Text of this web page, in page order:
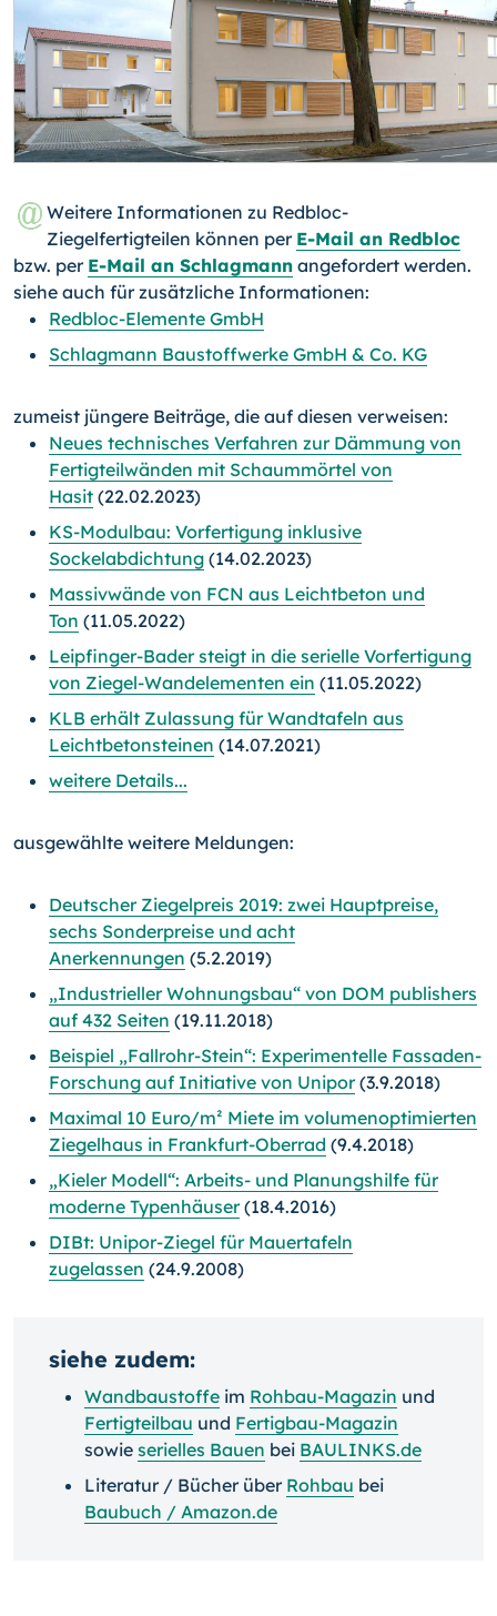
Weitere Informationen zu Redbloc-
Ziegelfertigteilen können per E-Mail an Redbloc
bzw. per E-Mail an Schlagmann angefordert werden.
siehe auch für zusätzliche Informationen:
Redbloc-Elemente GmbH
Schlagmann Baustoffwerke GmbH & Co. KG
zumeist jüngere Beiträge, die auf diesen verweisen:
Neues technisches Verfahren zur Dämmung von
Fertigteilwänden mit Schaummörtel von
Hasit (22.02.2023)
KS-Modulbau: Vorfertigung inklusive
Sockelabdichtung (14.02.2023)
Massivwände von FCN aus Leichtbeton und
Ton (11.05.2022)
Leipfinger-Bader steigt in die serielle Vorfertigung
von Ziegel-Wandelementen ein (11.05.2022)
KLB erhält Zulassung für Wandtafeln aus
Leichtbetonsteinen (14.07.2021)
weitere Details...
ausgewählte weitere Meldungen:
Deutscher Ziegelpreis 2019: zwei Hauptpreise,
sechs Sonderpreise und acht
Anerkennungen (5.2.2019)
„Industrieller Wohnungsbau“ von DOM publishers
auf 432 Seiten (19.11.2018)
Beispiel „Fallrohr-Stein“: Experimentelle Fassaden-
Forschung auf Initiative von Unipor(3.9.2018)
Maximal 10 Euro/m² Miete im volumenoptimierten
Ziegelhaus in Frankfurt-Oberrad (9.4.2018)
„Kieler Modell“: Arbeits- und Planungshilfe für
moderne Typenhäuser(18.4.2016)
DIBt: Unipor-Ziegel für Mauertafeln
zugelassen (24.9.2008)
siehe zudem:
Wandbaustoffe im Rohbau-Magazin und
Fertigteilbau und Fertigbau-Magazin
sowie serielles Bauen bei BAULINKS.de
Literatur / Bücher über Rohbau bei
Baubuch / Amazon.de